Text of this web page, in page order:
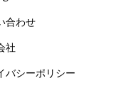
合わせ
社
バシーポリシー